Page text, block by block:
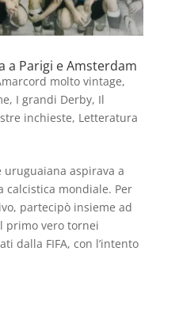
a Parigi e Amsterdam
molto vintage,
, I grandi Derby, Il
inchieste, Letteratura
uruguaiana aspirava a
mondiale. Per
partecipò insieme ad
primo vero tornei
dalla FIFA, con l’intento